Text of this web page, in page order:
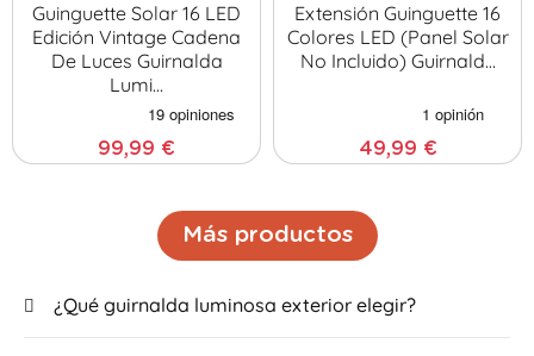
Guinguette Solar 16 LED
Edición Vintage Cadena
De Luces Guirnalda
Lumi…
99,99 €
Extensión Guinguette 16
Colores LED (panel Solar
No Incluido) Guirnald…
49,99 €
Más productos
¿Qué guirnalda luminosa exterior elegir?